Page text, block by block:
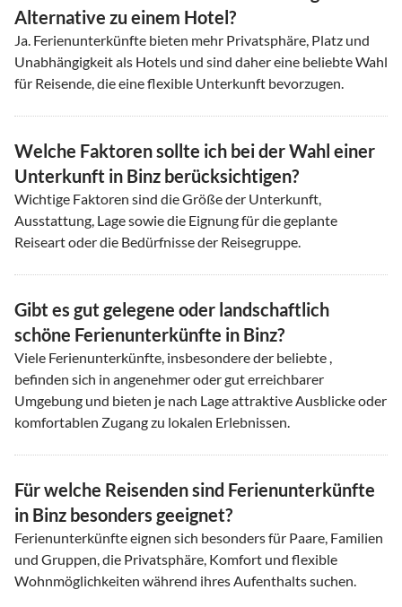
Alternative zu einem Hotel?
Ja. Ferienunterkünfte bieten mehr Privatsphäre, Platz und
Unabhängigkeit als Hotels und sind daher eine beliebte Wahl
für Reisende, die eine flexible Unterkunft bevorzugen.
Welche Faktoren sollte ich bei der Wahl einer
Unterkunft in Binz berücksichtigen?
Wichtige Faktoren sind die Größe der Unterkunft,
Ausstattung, Lage sowie die Eignung für die geplante
Reiseart oder die Bedürfnisse der Reisegruppe.
Gibt es gut gelegene oder landschaftlich
schöne Ferienunterkünfte in Binz?
Viele Ferienunterkünfte, insbesondere der beliebte ,
befinden sich in angenehmer oder gut erreichbarer
Umgebung und bieten je nach Lage attraktive Ausblicke oder
komfortablen Zugang zu lokalen Erlebnissen.
Für welche Reisenden sind Ferienunterkünfte
in Binz besonders geeignet?
Ferienunterkünfte eignen sich besonders für Paare, Familien
und Gruppen, die Privatsphäre, Komfort und flexible
Wohnmöglichkeiten während ihres Aufenthalts suchen.